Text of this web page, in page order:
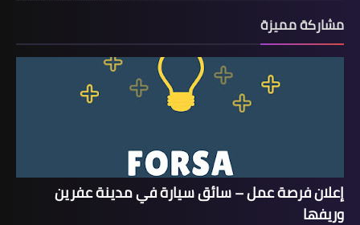
مشاركة مميزة
إعلان فرصة عمل – سائق سيارة في مدينة عفرين
وريفها